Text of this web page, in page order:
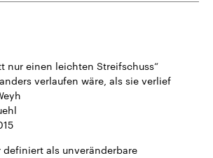
nur einen leichten Streifschuss“
verlaufen wäre, als sie verlief
als unveränderbare